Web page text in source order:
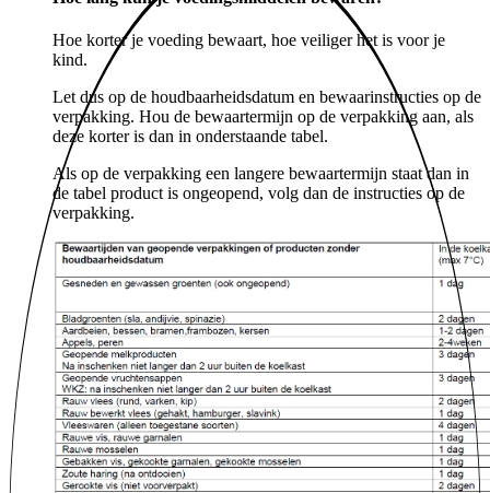
Hoe korter je voeding bewaart, hoe veiliger het is voor je
kind.
Let dus op de houdbaarheidsdatum en bewaarinstructies op de
verpakking. Hou de bewaartermijn op de verpakking aan, als
deze korter is dan in onderstaande tabel.
Als op de verpakking een langere bewaartermijn staat dan in
de tabel product is ongeopend, volg dan de instructies op de
verpakking.